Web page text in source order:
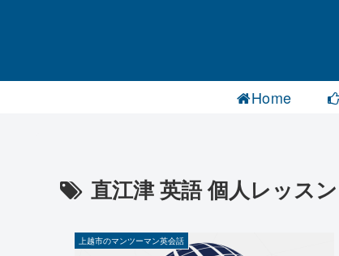
Home
直江津 英語 個人レッスン
上越市のマンツーマン英会話